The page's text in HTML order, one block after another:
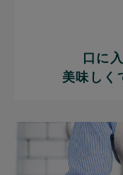
口に
美味しく